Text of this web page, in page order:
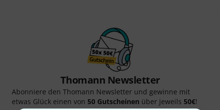
Thomann Newsletter
Abonniere den Thomann Newsletter und gewinne mit
etwas Glück einen von 50 Gutscheinen über jeweils 50€!